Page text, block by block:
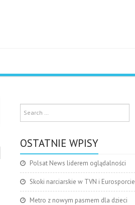
OSTATNIE WPISY
Polsat News liderem oglądalności
Skoki narciarskie w TVN i Eurosporcie
Metro z nowym pasmem dla dzieci